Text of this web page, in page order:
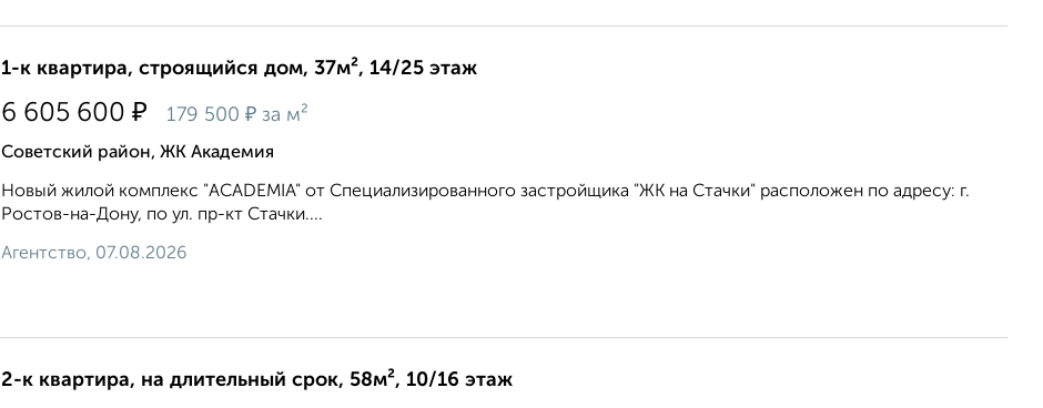
1-к квартира, строящийся дом, 37м², 14/25 этаж
6 605 600 ₽ 179 500 ₽ за м²
Советский район, ЖК Академия
Новый жилой комплекс "ACADEMIA" от Специализированного застройщика "ЖК на Стачки" расположен по адресу: г.
Ростов-на-Дону, по ул. пр-кт Стачки....
Агентство, 07.08.2026
2-к квартира, на длительный срок, 58м², 10/16 этаж